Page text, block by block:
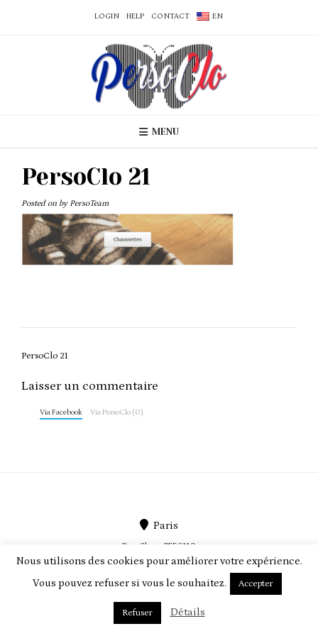
LOGIN HELP CONTACT EN
MENU
PersoClo 21
Posted on by PersoTeam
Post
PersoClo 21
Laisser un commentaire
Via Facebook Via PersoClo (0)
Paris
PersoClo par PEEGMO
TERMS & CONDITIONS
Nous utilisons des cookies pour améliorer votre expérience.
Vous pouvez refuser si vous le souhaitez.
Accepter
Refuser Détails